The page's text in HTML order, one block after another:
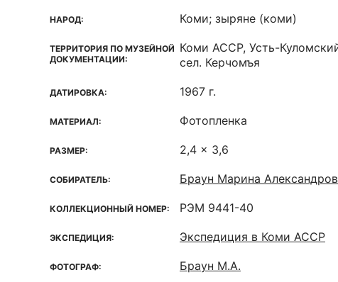
НАРОД: Коми; зыряне (коми)
ТЕРРИТОРИЯ ПО МУЗЕЙНОЙ
ДОКУМЕНТАЦИИ:
Коми ACCP, Усть-
сел. Керчомъя
ДАТИРОВКА: 1967 г.
МАТЕРИАЛ: Фотопленка
РАЗМЕР: 2,4 x 3,6
СОБИРАТЕЛЬ: Браун Марина
КОЛЛЕКЦИОННЫЙ НОМЕР: РЭМ 9441-40
ЭКСПЕДИЦИЯ: Экспедиция в Коми АССР
ФОТОГРАФ: Браун М.А.